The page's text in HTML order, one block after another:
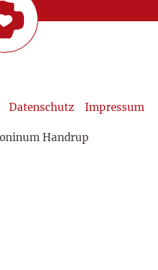
Datenschutz Impressum
Handrup